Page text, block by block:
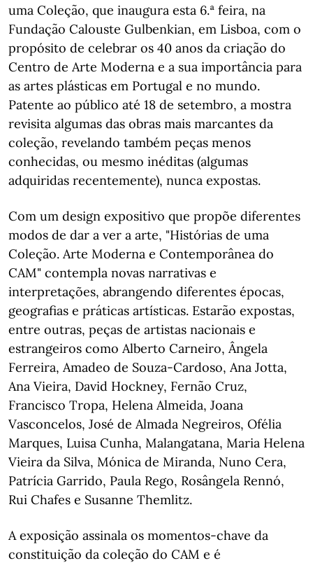
uma Coleção, que inaugura esta 6.ª feira, na
Fundação Calouste Gulbenkian, em Lisboa, com o
propósito de celebrar os 40 anos da criação do
Centro de Arte Moderna e a sua importância para
as artes plásticas em Portugal e no mundo.
Patente ao público até 18 de setembro, a mostra
revisita algumas das obras mais marcantes da
coleção, revelando também peças menos
conhecidas, ou mesmo inéditas (algumas
adquiridas recentemente), nunca expostas.
Com um design expositivo que propõe diferentes
modos de dar a ver a arte, "Histórias de uma
Coleção. Arte Moderna e Contemporânea do
CAM" contempla novas narrativas e
interpretações, abrangendo diferentes épocas,
geografias e práticas artísticas. Estarão expostas,
entre outras, peças de artistas nacionais e
estrangeiros como Alberto Carneiro, Ângela
Ferreira, Amadeo de Souza-Cardoso, Ana Jotta,
Ana Vieira, David Hockney, Fernão Cruz,
Francisco Tropa, Helena Almeida, Joana
Vasconcelos, José de Almada Negreiros, Ofélia
Marques, Luisa Cunha, Malangatana, Maria Helena
Vieira da Silva, Mónica de Miranda, Nuno Cera,
Patrícia Garrido, Paula Rego, Rosângela Rennó,
Rui Chafes e Susanne Themlitz.
A exposição assinala os momentos-chave da
constituição da coleção do CAM e é